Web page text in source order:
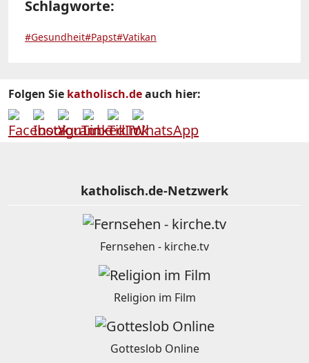
Schlagworte:
#Gesundheit#Papst#Vatikan
Folgen Sie katholisch.deauch hier:
katholisch.de-Netzwerk
Fernsehen - kirche.tv
Religion im Film
Gotteslob Online